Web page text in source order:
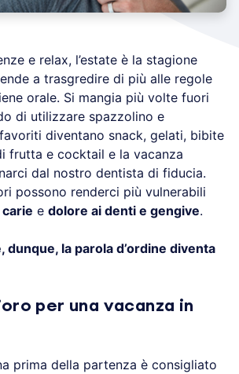
e relax, l’estate è la stagione
a trasgredire di più alle regole
orale. Si mangia più volte fuori
di utilizzare spazzolino e
diventano snack, gelati, bibite
frutta e cocktail e la vacanza
dal nostro dentista di fiducia.
possono renderci più vulnerabili
carie e dolore ai denti e gengive.
dunque, la parola d’ordine diventa
per una vacanza in
prima della partenza è consigliato